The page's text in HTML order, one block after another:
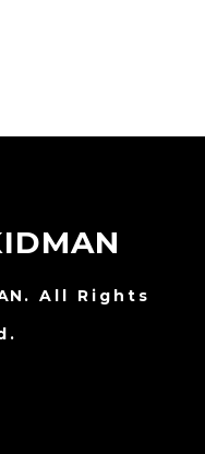
. All Rights